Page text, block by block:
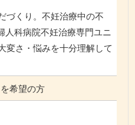
づくり。不妊治療中の不
人科病院不妊治療専門ユニ
変さ・悩みを十分理解して
希望の方